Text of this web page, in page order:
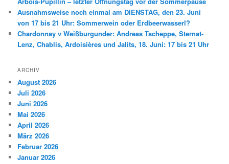
Ausnahmsweise noch einmal am DIENSTAG, den 23. Juni
von 17 bis 21 Uhr: Sommerwein oder Erdbeerwasserl?
Chardonnay v Weißburgunder: Andreas Tscheppe, Sternat-
Lenz, Chablis, Ardoisières und Jalits, 18. Juni: 17 bis 21 Uhr
ARCHIV
August 2026
Juli 2026
Juni 2026
Mai 2026
April 2026
März 2026
Februar 2026
Januar 2026